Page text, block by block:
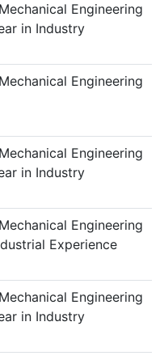
Engineering
in Industry
Engineering
Engineering
in Industry
Engineering
Experience
Engineering
in Industry